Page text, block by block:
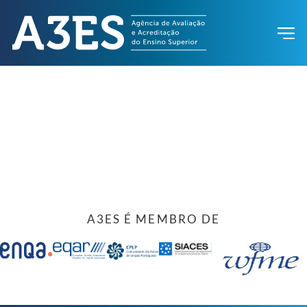
A3ES É MEMBRO DE